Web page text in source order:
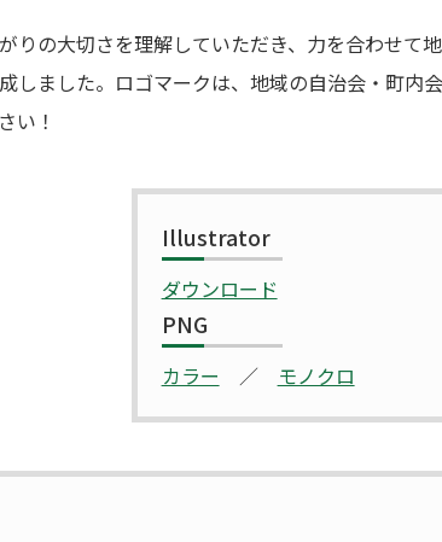
の大切さを理解していただき、力を合わせて
しました。ロゴマークは、地域の自治会・町内
い！
Illustrator
ダウンロード
PNG
カラー ／ モノクロ